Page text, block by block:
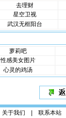
去理财
星空卫视
武汉无框阳台
萝莉吧
性感美女图片
心灵的鸡汤
关于我们 | 联系本站